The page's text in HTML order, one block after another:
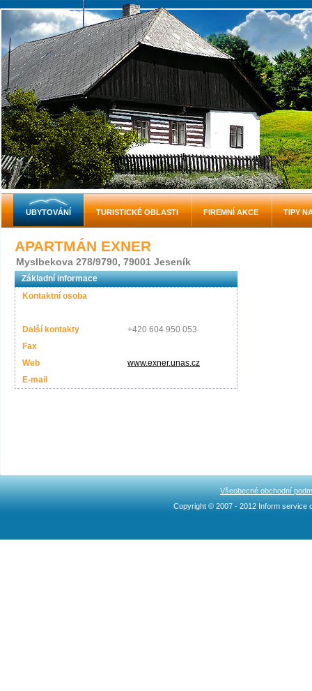
APARTMÁN EXNER
Myslbekova 278/9790, 79001 Jeseník
Základní informace
Kontaktní osoba
Další kontakty
+420 604 950 053
Fax
Web
www.exner.unas.cz
E-mail
UBYTOVÁNÍ TURISTICKÉ OBLASTI FIREMNÍ AKCE TIPY
Všeobecné obchodní
Copyright © 2007 - 2012 Inform service